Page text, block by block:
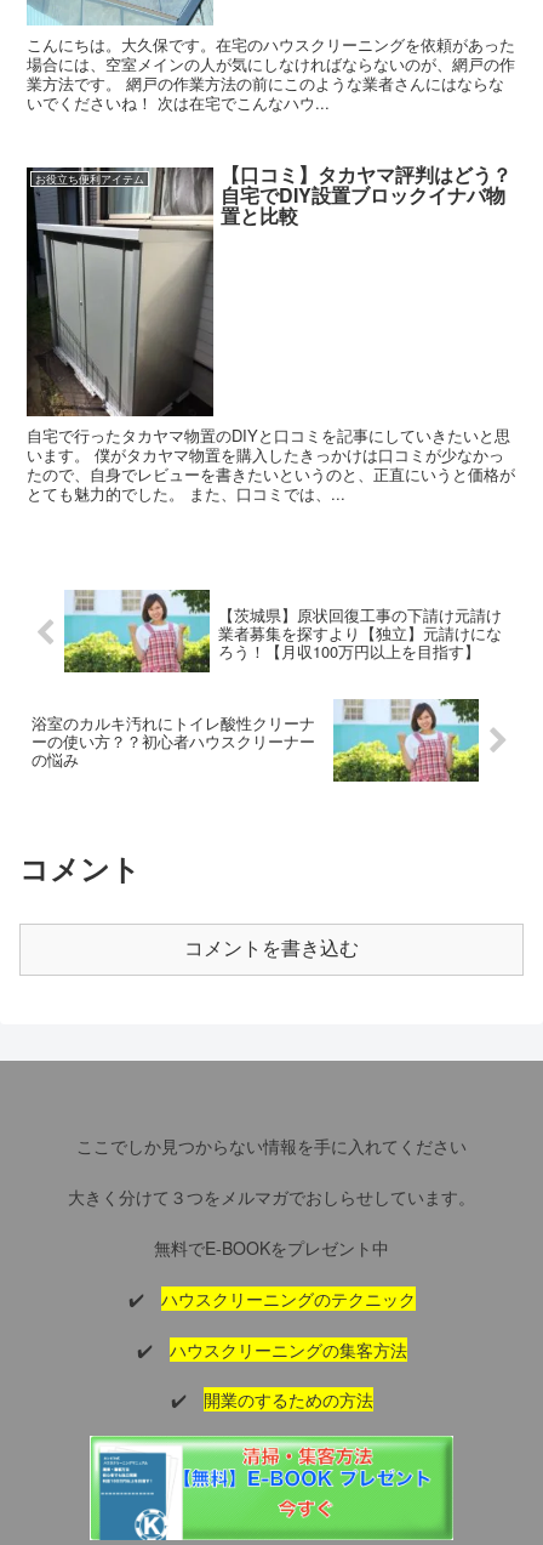
こんにちは。大久保です。在宅のハウスクリーニングを依頼があった
場合には、空室メインの人が気にしなければならないのが、網戸の作
業方法です。 網戸の作業方法の前にこのような業者さんにはならな
いでくださいね！ 次は在宅でこんなハウ...
お役立ち便利アイテム 【口コミ】タカヤマ評判はどう？
自宅でDIY設置ブロックイナバ物
置と比較
自宅で行ったタカヤマ物置のDIYと口コミを記事にしていきたいと思
います。 僕がタカヤマ物置を購入したきっかけは口コミが少なかっ
たので、自身でレビューを書きたいというのと、正直にいうと価格が
とても魅力的でした。 また、口コミでは、...
【茨城県】原状回復工事の下請け元請け
業者募集を探すより【独立】元請けにな
ろう！【月収100万円以上を目指す】
浴室のカルキ汚れにトイレ酸性クリーナ
ーの使い方？？初心者ハウスクリーナー
の悩み
コメント
コメントを書き込む
ここでしか見つからない情報を手に入れてください
大きく分けて３つをメルマガでおしらせしています。
無料でE-BOOKをプレゼント中
✔️ ハウスクリーニングのテクニック
✔️ ハウスクリーニングの集客方法
✔️ 開業のするための方法